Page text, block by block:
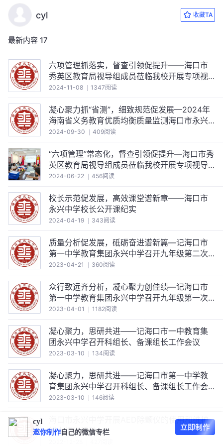
cyl 收藏TA
最新内容 17
六项管理抓落实，督查引领促提升——海口市
秀英区教育局视导组成员莅临我校开展专项视
导工作
2024-11-08 1347阅读
凝心聚力抓“省测”，细致规范促发展—2024年
海南省义务教育优质均衡质量监测海口市永兴
中学工作纪实
2024-09-30 409阅读
“六项管理”常态化，督查引领促提升—海口市秀
英区教育局视导组成员莅临我校开展专项视导
工作
2024-06-22 456阅读
校长示范促发展，高效课堂谱新章——海口市
永兴中学校长公开课纪实
2024-04-19 343阅读
质量分析促发展，砥砺奋进谱新篇—记海口市
第一中学教育集团永兴中学召开九年级第二次
模拟考试质量分析会。
2023-04-21 360阅读
众行致远齐分析，凝心聚力创佳绩—记海口市
第一中学教育集团永兴中学召开九年级第一次
模拟考试质量分析会。
2023-04-01 1182阅读
凝心聚力，思研共进——记海口市一中教育集
团永兴中学召开科组长、备课组长工作会议
2023-03-10 134阅读
凝心聚力，思研共进——记海口市第一中学教
育集团永兴中学召开科组长、备课组长工作会
议
2023-03-10 146阅读
海口市永兴中学开展AED除颤仪的使用和维护
线上培训活动
cyl
邀你制作 自己的微信专栏